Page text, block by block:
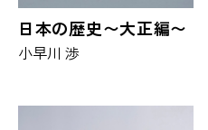
日本の歴史〜大正編〜
小早川 渉